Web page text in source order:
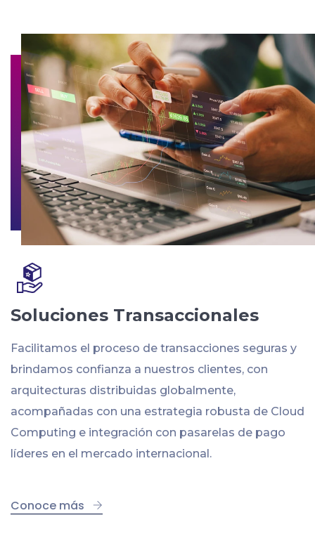
Soluciones Transaccionales
Facilitamos el proceso de transacciones seguras y
brindamos confianza a nuestros clientes, con
arquitecturas distribuidas globalmente,
acompañadas con una estrategia robusta de Cloud
Computing e integración con pasarelas de pago
líderes en el mercado internacional.
Conoce más